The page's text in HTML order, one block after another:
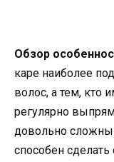
Обзор
каре наиболее
волос, а тем, кто
регулярно
довольно
способен